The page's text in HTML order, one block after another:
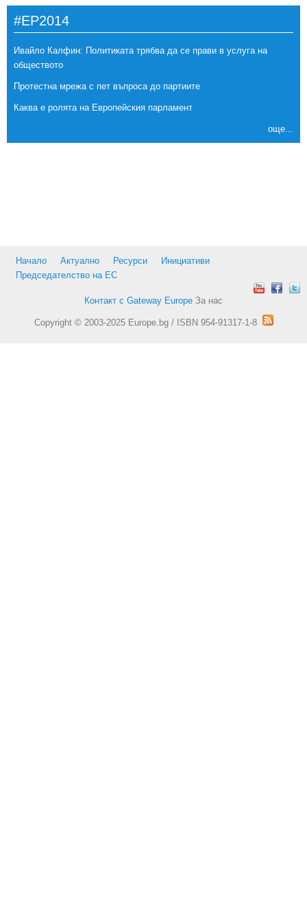
#EP2014
Ивайло Калфин: Политиката трябва да се прави в услуга на
обществото
Протестна мрежа с пет въпроса до партиите
Каква е ролята на Европейския парламент
още...
Начало Актуално Ресурси
Инициативи
Председателство на ЕС
Контакт с Gateway Europe За нас
Copyright © 2003-2025 Europe.bg / ISBN 954-91317-1-8